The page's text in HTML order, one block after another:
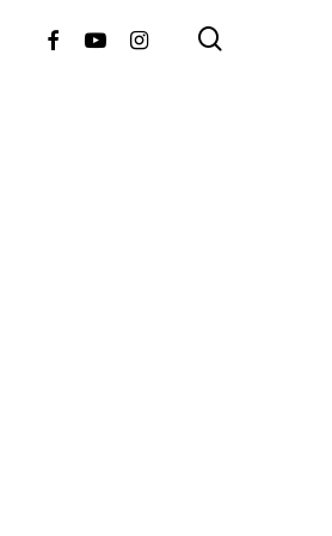
FacebookYoutubeInstagram